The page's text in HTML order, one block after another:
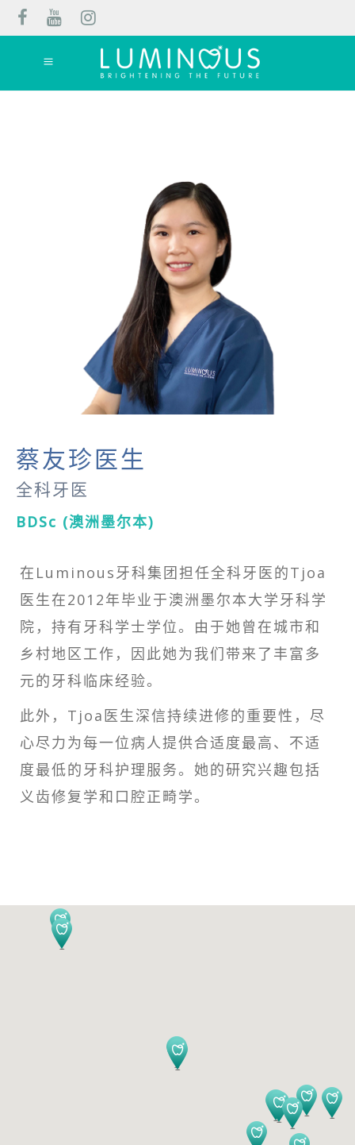
蔡友珍医生
全科牙医
BDSc (澳洲墨尔本)
在Luminous牙科集团担任全科牙医的Tjoa
医生在2012年毕业于澳洲墨尔本大学牙科学
院，持有牙科学士学位。由于她曾在城市和
乡村地区工作，因此她为我们带来了丰富多
元的牙科临床经验。
此外，Tjoa医生深信持续进修的重要性，尽
心尽力为每一位病人提供合适度最高、不适
度最低的牙科护理服务。她的研究兴趣包括
义齿修复学和口腔正畸学。